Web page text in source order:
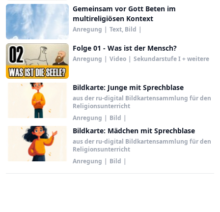
Gemeinsam vor Gott Beten im
multireligiösen Kontext
Anregung | Text, Bild |
Folge 01 - Was ist der Mensch?
Anregung | Video | Sekundarstufe I + weitere
Bildkarte: Junge mit Sprechblase
aus der ru-digital Bildkartensammlung für den
Religionsunterricht
Anregung | Bild |
Bildkarte: Mädchen mit Sprechblase
aus der ru-digital Bildkartensammlung für den
Religionsunterricht
Anregung | Bild |